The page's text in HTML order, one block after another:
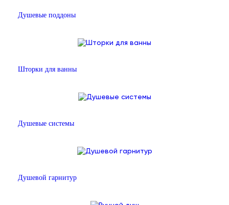
Душевые поддоны
Шторки для ванны
Душевые системы
Душевой гарнитур